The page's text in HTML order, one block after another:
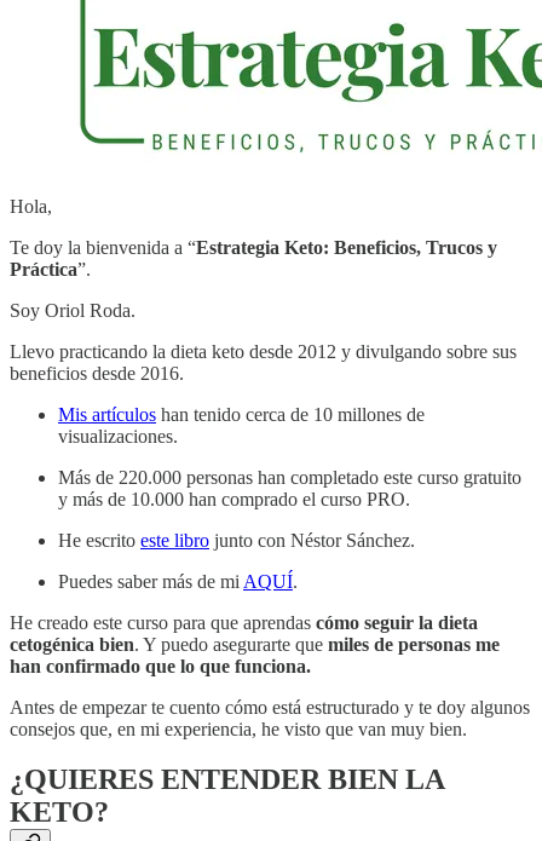
Hola,
Te doy la bienvenida a “Estrategia Keto: Beneficios, Trucos y
Práctica”.
Soy Oriol Roda.
Llevo practicando la dieta keto desde 2012 y divulgando sobre sus
beneficios desde 2016.
Mis artículos han tenido cerca de 10 millones de
visualizaciones.
Más de 220.000 personas han completado este curso gratuito
y más de 10.000 han comprado el curso PRO.
He escrito este libro junto con Néstor Sánchez.
Puedes saber más de mi AQUÍ.
He creado este curso para que aprendas cómo seguir la dieta
cetogénica bien. Y puedo asegurarte que miles de personas me
han confirmado que lo que funciona.
Antes de empezar te cuento cómo está estructurado y te doy algunos
consejos que, en mi experiencia, he visto que van muy bien.
¿QUIERES ENTENDER BIEN LA
KETO?